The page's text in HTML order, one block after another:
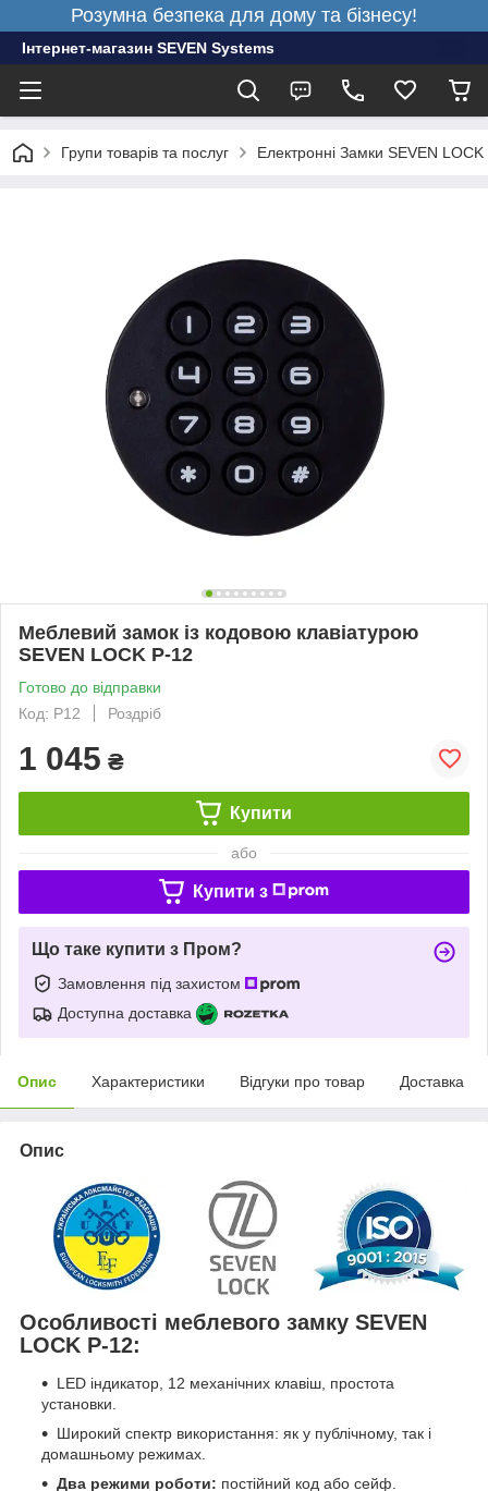
Розумна безпека для дому та бізнесу!
Інтернет-магазин SEVEN Systems
Групи товарів та послуг Електронні Замки SEVEN LOCK
Меблевий замок із кодовою клавіатурою
SEVEN LOCK P-12
Готово до відправки
Код: P12
Роздріб
1 045 ₴
Купити
або
Купити з
Що таке купити з Пром?
Замовлення під захистом
Доступна доставка
Опис Характеристики Відгуки про товар Доставка
Опис
Особливості меблевого замку SEVEN
LOCK P-12:
LED індикатор, 12 механічних клавіш, простота
установки.
Широкий спектр використання: як у публічному, так і
домашньому режимах.
Два режими роботи: постійний код або сейф.